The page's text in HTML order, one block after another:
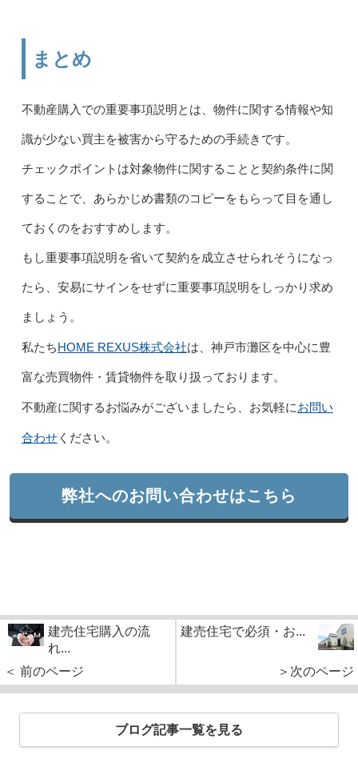
まとめ
不動産購入での重要事項説明とは、物件に関する情報や知
識が少ない買主を被害から守るための手続きです。
チェックポイントは対象物件に関することと契約条件に関
することで、あらかじめ書類のコピーをもらって目を通し
ておくのをおすすめします。
もし重要事項説明を省いて契約を成立させられそうになっ
たら、安易にサインをせずに重要事項説明をしっかり求め
ましょう。
私たちHOME REXUS株式会社は、神戸市灘区を中心に豊
富な売買物件・賃貸物件を取り扱っております。
不動産に関するお悩みがございましたら、お気軽にお問い
合わせください。
弊社へのお問い合わせはこちら
建売住宅購入の流
れ...
＜ 前のページ
建売住宅で必須・お...
＞次のページ
ブログ記事一覧を見る